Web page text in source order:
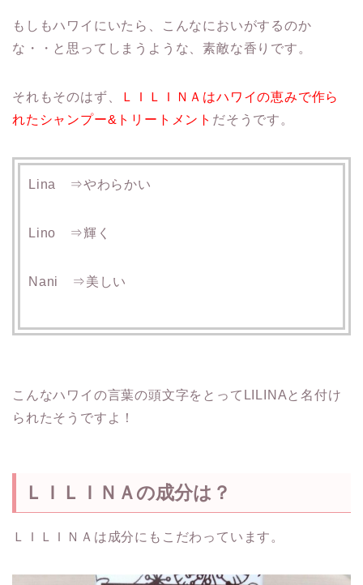
もしもハワイにいたら、こんなにおいがするのか
な・・と思ってしまうような、素敵な香りです。
それもそのはず、
ＬＩＬＩＮＡはハワイの恵みで作ら
れたシャンプー&トリートメント だそうです。
Lina ⇒やわらかい
Lino ⇒輝く
Nani ⇒美しい
こんなハワイの言葉の頭文字をとってLILINAと名付け
られたそうですよ！
ＬＩＬＩＮＡの成分は？
ＬＩＬＩＮＡは成分にもこだわっています。